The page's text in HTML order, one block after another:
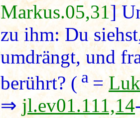
Markus.05,31]
zu ihm: Du
umdrängt, und
berührt? ( a =
⇒jl.ev01.111,14